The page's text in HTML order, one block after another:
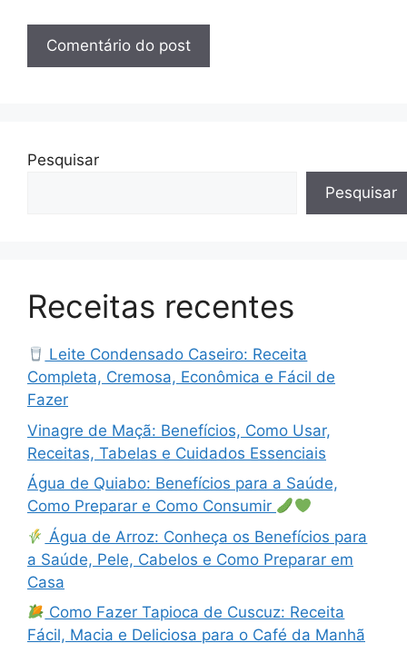
Pesquisar
Pesquisar
Receitas recentes
Leite Condensado Caseiro: Receita
Completa, Cremosa, Econômica e Fácil de
Fazer
Vinagre de Maçã: Benefícios, Como Usar,
Receitas, Tabelas e Cuidados Essenciais
Água de Quiabo: Benefícios para a Saúde,
Como Preparar e Como Consumir
Água de Arroz: Conheça os Benefícios para
a Saúde, Pele, Cabelos e Como Preparar em
Casa
Como Fazer Tapioca de Cuscuz: Receita
Fácil, Macia e Deliciosa para o Café da Manhã